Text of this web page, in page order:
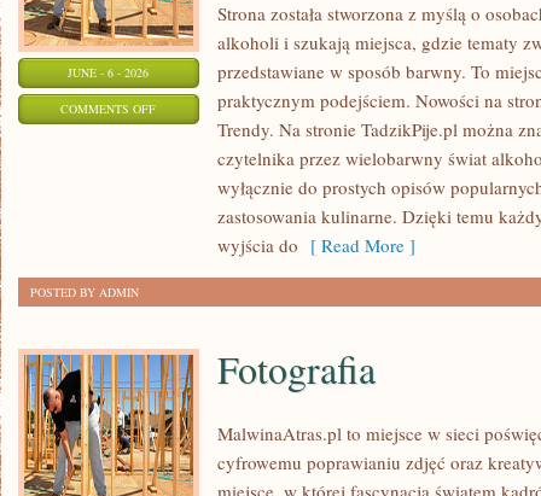
JUNE - 6 - 2026
COMMENTS OFFON
Strona została stworzona z myślą o
alkoholi i szukają miejsca, gdzie tematy
przedstawiane w sposób barwny. To
praktycznym podejściem. Nowości na
Trendy. Na stronie TadzikPije.pl można
czytelnika przez wielobarwny świat
wyłącznie do prostych opisów
zastosowania kulinarne. Dzięki temu
wyjścia do [ Read More ]
POSTED BY ADMIN
Fotografia
MalwinaAtras.pl to miejsce w sieci
cyfrowemu poprawianiu zdjęć oraz
miejsce, w której fascynacja światem